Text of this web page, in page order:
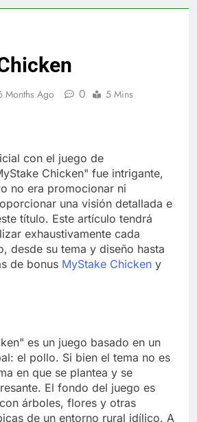
Months Ago 0 5 Mins
con el juego de
Chicken" fue intrigante,
no era promocionar ni
una visión detallada e
título. Este artículo tendrá
exhaustivamente cada
desde su tema y diseño hasta
de bonus MyStake Chicken y
es un juego basado en un
el pollo. Si bien el tema no es
en que se plantea y se
El fondo del juego es
árboles, flores y otras
de un entorno rural idílico. A